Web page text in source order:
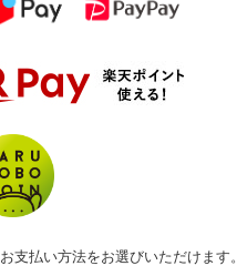
支払い方法をお選びいただけます。